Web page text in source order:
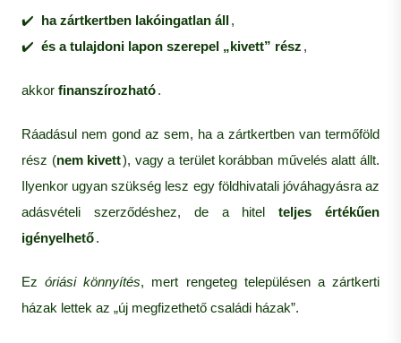
✔️ ha zártkertben lakóingatlan áll
,
✔️ és a tulajdoni lapon szerepel „kivett” rész ,
akkor finanszírozható.
Ráadásul nem gond az sem, ha a zártkertben van termőföld
rész (nem kivett), vagy a terület korábban művelés alatt állt.
Ilyenkor ugyan szükség lesz egy földhivatali jóváhagyásra az
adásvételi szerződéshez, de a hitelteljes értékűen
igényelhető.
Ezóriási könnyítés, mert rengeteg településen a zártkerti
házak lettek az „új megfizethető családi házak”.